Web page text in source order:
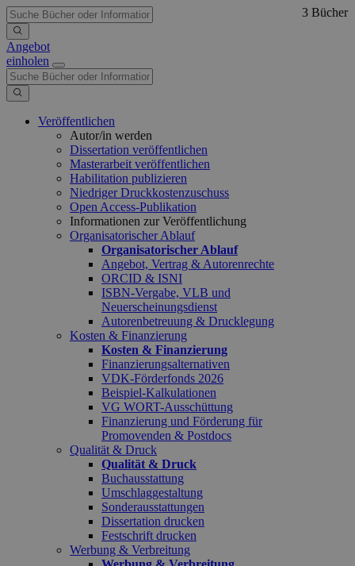
Angebot
einholen
Veröffentlichen
Autor/in werden
Dissertation veröffentlichen
Masterarbeit veröffentlichen
Habilitation publizieren
Niedriger Druckkostenzuschuss
Open Access-Publikation
Informationen zur Veröffentlichung
Organisatorischer Ablauf
Organisatorischer Ablauf
Angebot, Vertrag & Autorenrechte
ORCID & ISNI
ISBN-Vergabe, VLB und
Neuerscheinungsdienst
Autorenbetreuung & Drucklegung
Kosten & Finanzierung
Kosten & Finanzierung
Finanzierungsalternativen
VDK-Förderfonds 2026
Beispiel-Kalkulationen
VG WORT-Ausschüttung
Finanzierung und Förderung für
Promovenden & Postdocs
Qualität & Druck
Qualität & Druck
Buchausstattung
Umschlaggestaltung
Sonderausstattungen
Dissertation drucken
Festschrift drucken
Werbung & Verbreitung
3 Bücher